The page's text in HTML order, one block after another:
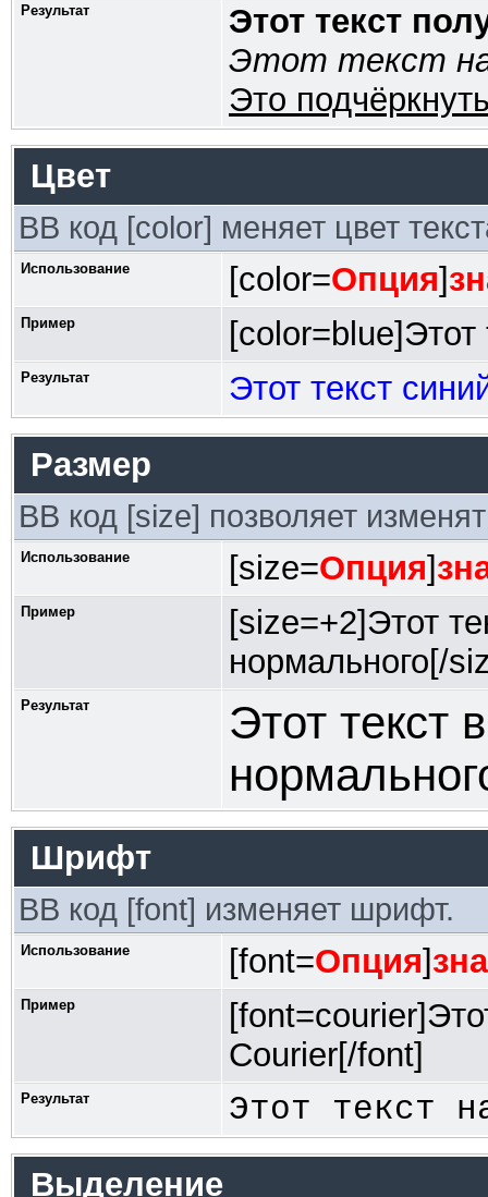
Результат
Этот текст
Этот текст
Это
Цвет
BB код [color] меняет цвет
Использование [color=Опция]
Пример [color=blue]Этот
Результат
Этот текст
Размер
BB код [size] позволяет
Использование [size=Опция]
Пример
[size=+2]Этот
нормального[/
Результат
Этот текст
Шрифт
BB код [font] изменяет шрифт.
Использование [font=Опция]
Пример
Courier[/font]
Результат
Этот текст
Выделение